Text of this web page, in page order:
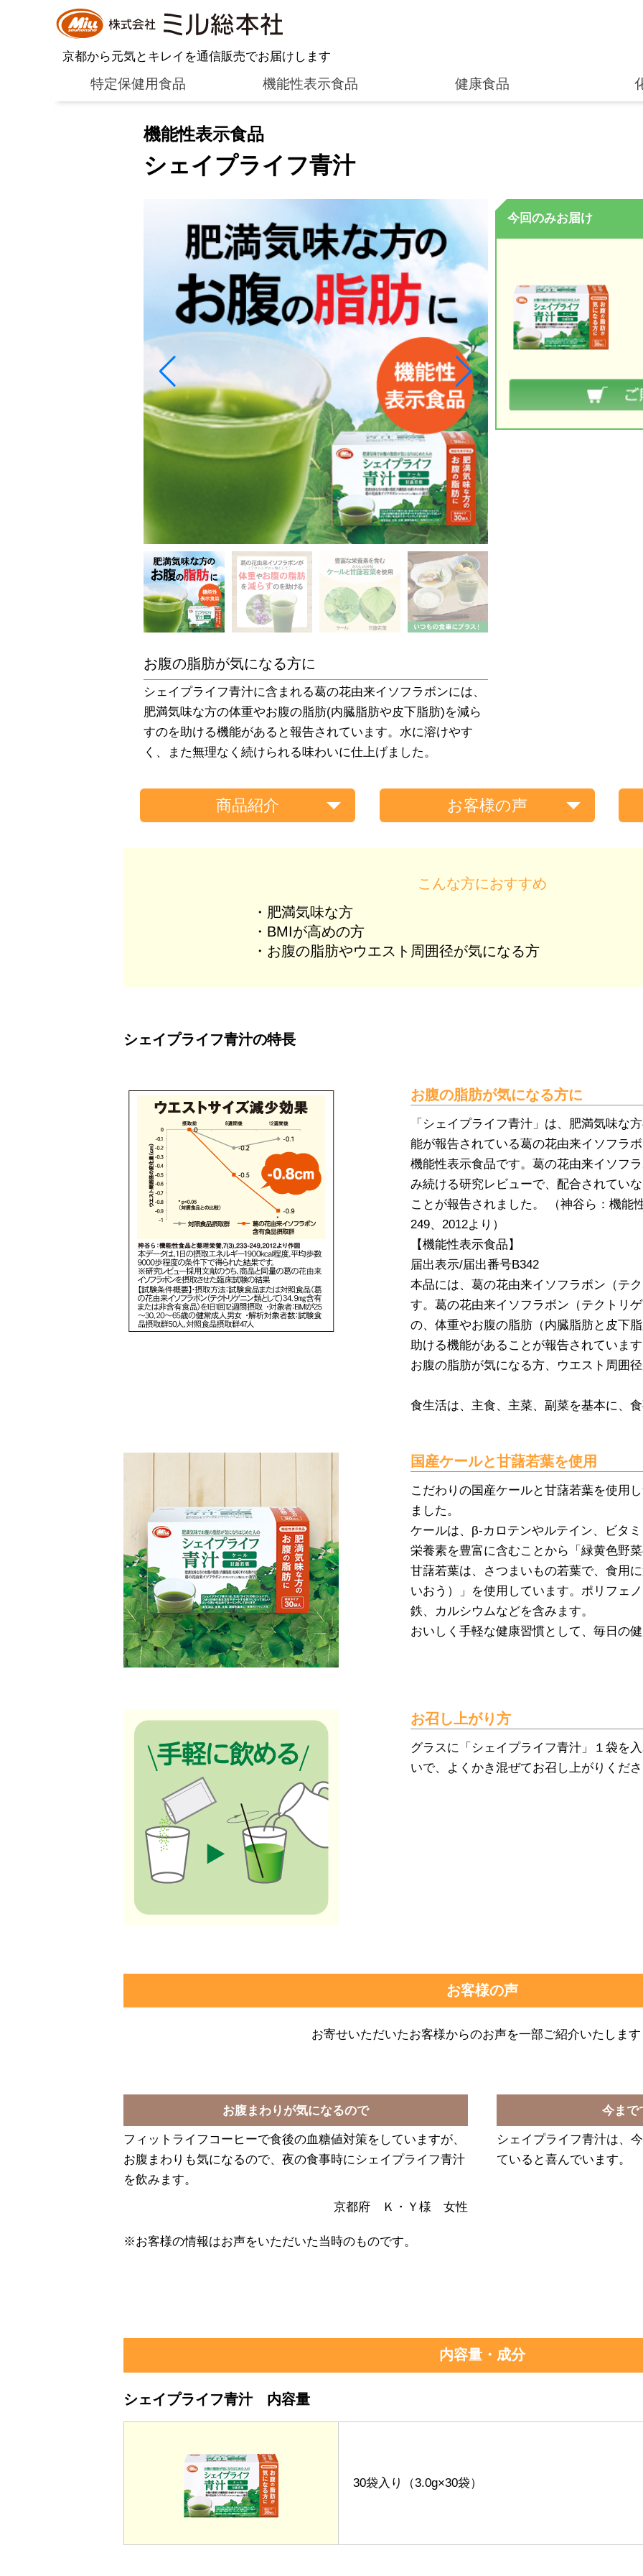
京都から元気とキレイを通信販売でお届けします
特定保健用食品 機能性表示食品 健康食品
機能性表示食品
シェイプライフ青汁
お腹の脂肪が気になる方に
シェイプライフ青汁に含まれる葛の花由来イソフラボンには、
肥満気味な方の体重やお腹の脂肪(内臓脂肪や皮下脂肪)を減ら
すのを助ける機能があると報告されています。水に溶けやす
く、また無理なく続けられる味わいに仕上げました。
今回のみお届け
商品紹介 お客様の声
こんな方におすすめ
・肥満気味な方
・BMIが高めの方
・お腹の脂肪やウエスト周囲径が気になる方
シェイプライフ青汁の特長
お腹の脂肪が気になる方に
「シェイプライフ青汁」は、肥満気味な
能が報告されている葛の花由来イソフラ
機能性表示食品です。葛の花由来イソフ
み続ける研究レビューで、配合されてい
ことが報告されました。 （神谷ら：機能
249、2012より）
【機能性表示食品】
届出表示/届出番号B342
本品には、葛の花由来イソフラボン（テ
す。葛の花由来イソフラボン（テクトリ
の、体重やお腹の脂肪（内臓脂肪と皮下
助ける機能があることが報告されていま
お腹の脂肪が気になる方、ウエスト周囲
食生活は、主食、主菜、副菜を基本に、食
国産ケールと甘藷若葉を使用
こだわりの国産ケールと甘藷若葉を使用
ました。
ケールは、β-カロテンやルテイン、ビタ
栄養素を豊富に含むことから「緑黄色野
甘藷若葉は、さつまいもの若葉で、食用
いおう）」を使用しています。ポリフェ
鉄、カルシウムなどを含みます。
おいしく手軽な健康習慣として、毎日の
お召し上がり方
グラスに「シェイプライフ青汁」１袋を
いで、よくかき混ぜてお召し上がりくださ
お客様の声
お寄せいただいたお客様からのお声を一部ご紹介いたします
お腹まわりが気になるので
フィットライフコーヒーで食後の血糖値対策をしていますが、
お腹まわりも気になるので、夜の食事時にシェイプライフ青汁
を飲みます。
京都府 Ｋ・Ｙ様 女性
今まで
シェイプライフ青汁は、
ていると喜んでいます。
※お客様の情報はお声をいただいた当時のものです。
内容量・成分
シェイプライフ青汁 内容量
30袋入り（3.0g×30袋）